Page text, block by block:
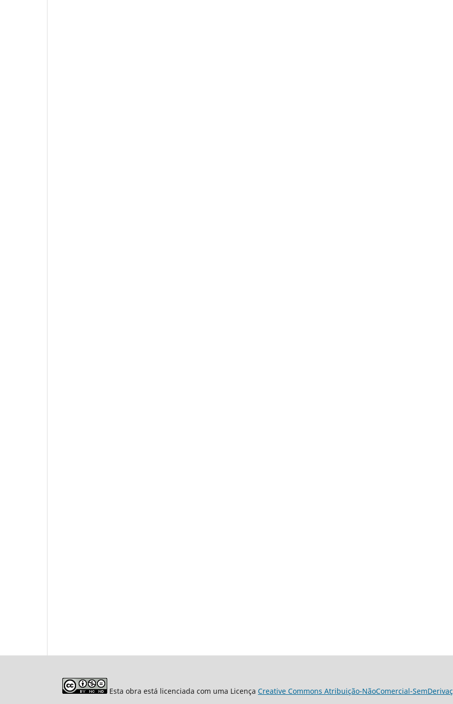
Esta obra está licenciada com uma Licença Creative Commons Atribuição-NãoComercial-